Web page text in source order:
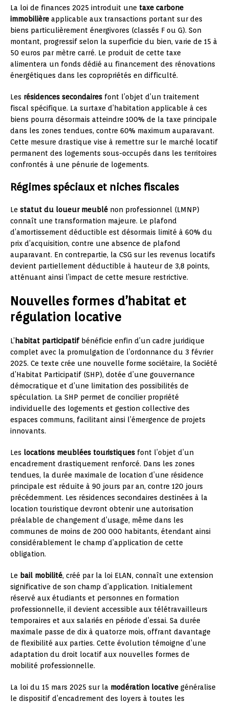
La loi de finances 2025 introduit une taxe carbone
immobilière applicable aux transactions portant sur des
biens particulièrement énergivores (classés F ou G). Son
montant, progressif selon la superficie du bien, varie de 15 à
50 euros par mètre carré. Le produit de cette taxe
alimentera un fonds dédié au financement des rénovations
énergétiques dans les copropriétés en difficulté.
Les résidences secondaires font l’objet d’un traitement
fiscal spécifique. La surtaxe d’habitation applicable à ces
biens pourra désormais atteindre 100% de la taxe principale
dans les zones tendues, contre 60% maximum auparavant.
Cette mesure drastique vise à remettre sur le marché locatif
permanent des logements sous-occupés dans les territoires
confrontés à une pénurie de logements.
Régimes spéciaux et niches fiscales
Le statut du loueur meublé non professionnel (LMNP)
connaît une transformation majeure. Le plafond
d’amortissement déductible est désormais limité à 60% du
prix d’acquisition, contre une absence de plafond
auparavant. En contrepartie, la CSG sur les revenus locatifs
devient partiellement déductible à hauteur de 3,8 points,
atténuant ainsi l’impact de cette mesure restrictive.
Nouvelles formes d’habitat et
régulation locative
L’habitat participatifbénéficie enfin d’un cadre juridique
complet avec la promulgation de l’ordonnance du 3 février
2025. Ce texte crée une nouvelle forme sociétaire, la Société
d’Habitat Participatif (SHP), dotée d’une gouvernance
démocratique et d’une limitation des possibilités de
spéculation. La SHP permet de concilier propriété
individuelle des logements et gestion collective des
espaces communs, facilitant ainsi l’émergence de projets
innovants.
Les locations meublées touristiques font l’objet d’un
encadrement drastiquement renforcé. Dans les zones
tendues, la durée maximale de location d’une résidence
principale est réduite à 90 jours par an, contre 120 jours
précédemment. Les résidences secondaires destinées à la
location touristique devront obtenir une autorisation
préalable de changement d’usage, même dans les
communes de moins de 200 000 habitants, étendant ainsi
considérablement le champ d’application de cette
obligation.
Le bail mobilité, créé par la loi ELAN, connaît une extension
significative de son champ d’application. Initialement
réservé aux étudiants et personnes en formation
professionnelle, il devient accessible aux télétravailleurs
temporaires et aux salariés en période d’essai. Sa durée
maximale passe de dix à quatorze mois, offrant davantage
de flexibilité aux parties. Cette évolution témoigne d’une
adaptation du droit locatif aux nouvelles formes de
mobilité professionnelle.
La loi du 15 mars 2025 sur la modération locative généralise
le dispositif d’encadrement des loyers à toutes les